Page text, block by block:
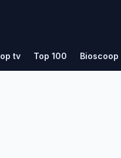
tv Top 100 Bioscoop